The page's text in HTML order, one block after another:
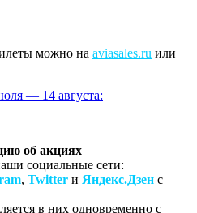
можно на aviasales.ru или
— 14 августа:
об акциях
социальные сети:
, Twitter и Яндекс.Дзен с
в них одновременно с